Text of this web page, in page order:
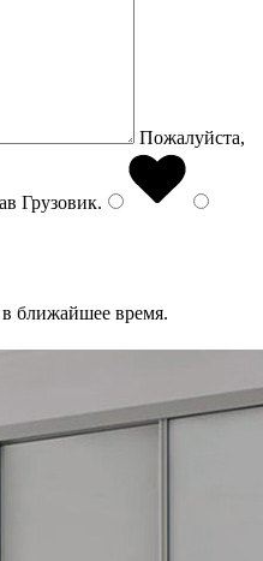
Пожалуйста,
Грузовик.
ближайшее время.